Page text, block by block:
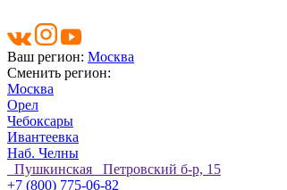
Ваш регион: Москва
Сменить регион:
Москва
Орел
Чебоксары
Ивантеевка
Наб. Челны
Пушкинская Петровский б-р, 15
+7 (800) 775-06-82